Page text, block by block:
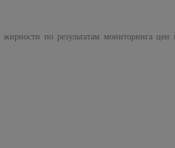
по результатам мониторинга цен